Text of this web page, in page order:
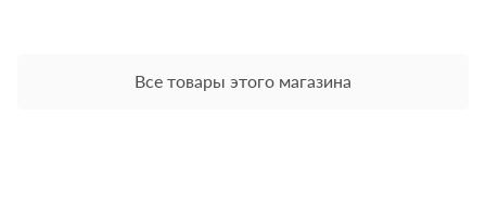
Все товары этого магазина